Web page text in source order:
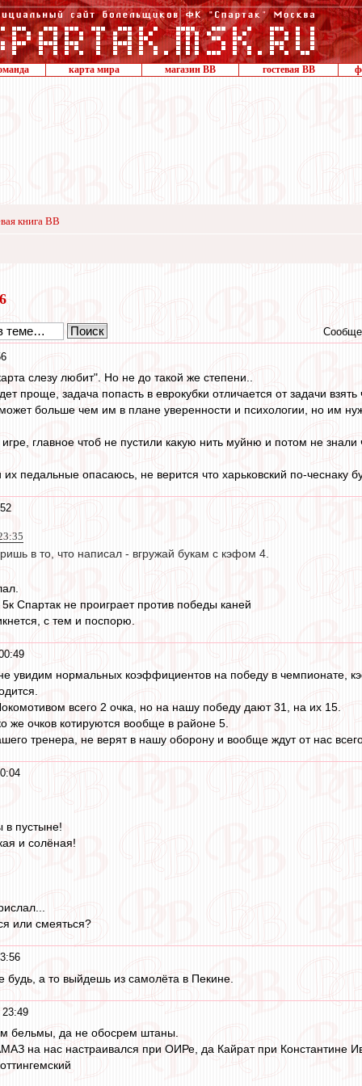
карта мира магазин ВВ гостевая ВВ
книга ВВ
слезу любит". Но не до такой же степени..
проще, задача попасть в еврокубки отличается от задачи
больше чем им в плане уверенности и психологии, но им
игре, главное чтоб не пустили какую нить муйню и потом не
педальные опасаюсь, не верится что харьковский по-чеснаку
в то, что написал - вгружай букам с кэфом 4.
Спартак не проиграет против победы каней
с тем и поспорю.
увидим нормальных коэффициентов на победу в чемпионате,
всего 2 очка, но на нашу победу дают 31, на их 15.
очков котируются вообще в районе 5.
тренера, не верят в нашу оборону и вообще ждут от нас
в пустыне!
и солёная!
или смеяться?
будь, а то выйдешь из самолёта в Пекине.
бельмы, да не обосрем штаны.
на нас настраивался при ОИРе, да Кайрат при Константине